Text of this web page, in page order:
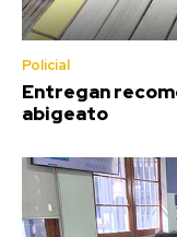
Policial
Entregan
abigeato